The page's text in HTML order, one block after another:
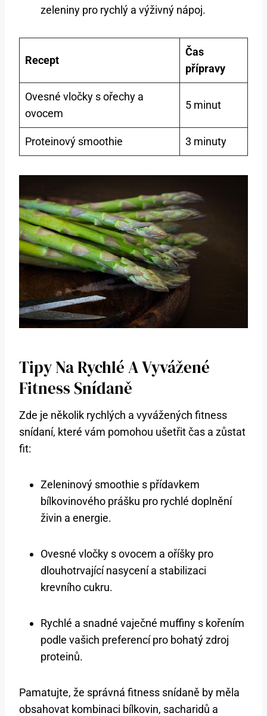
zeleniny pro rychlý a výživný nápoj.
Recept
Čas
přípravy
Ovesné vločky s ořechy a
ovocem
5 minut
Proteinový smoothie 3 minuty
Tipy Na Rychlé A Vyvážené
Fitness Snídaně
Zde je několik rychlých a vyvážených fitness
snídaní, které vám pomohou ušetřit čas a zůstat
fit:
Zeleninový smoothie s přídavkem
bílkovinového prášku pro rychlé doplnění
živin a energie.
Ovesné vločky s ovocem a oříšky pro
dlouhotrvající nasycení a stabilizaci
krevního cukru.
Rychlé a snadné vaječné muffiny s kořením
podle vašich preferencí pro bohatý zdroj
proteinů.
Pamatujte, že správná fitness snídaně by měla
obsahovat kombinaci bílkovin, sacharidů a